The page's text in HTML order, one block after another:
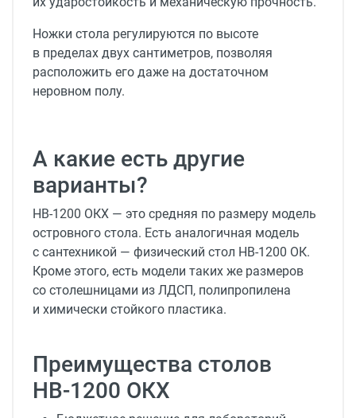
Ножки стола регулируются по высоте
в пределах двух сантиметров, позволяя
расположить его даже на достаточном
неровном полу.
А какие есть другие
варианты?
НВ-1200 ОКХ — это средняя по размеру модель
островного стола. Есть аналогичная модель
с сантехникой — физический стол НВ-1200 ОК.
Кроме этого, есть модели таких же размеров
со столешницами из ЛДСП, полипропилена
и химически стойкого пластика.
Преимущества столов
НВ-1200 ОКХ